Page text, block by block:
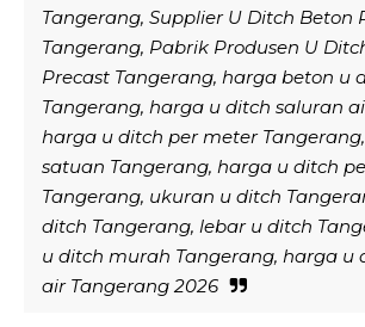
Tangerang, Supplier U Ditch Beton
Tangerang, Pabrik Produsen U
Precast Tangerang, harga beton u
Tangerang, harga u ditch saluran
harga u ditch per meter
satuan Tangerang, harga u ditch
Tangerang, ukuran u ditch
ditch Tangerang, lebar u ditch
u ditch murah Tangerang, harga u
air Tangerang 2026